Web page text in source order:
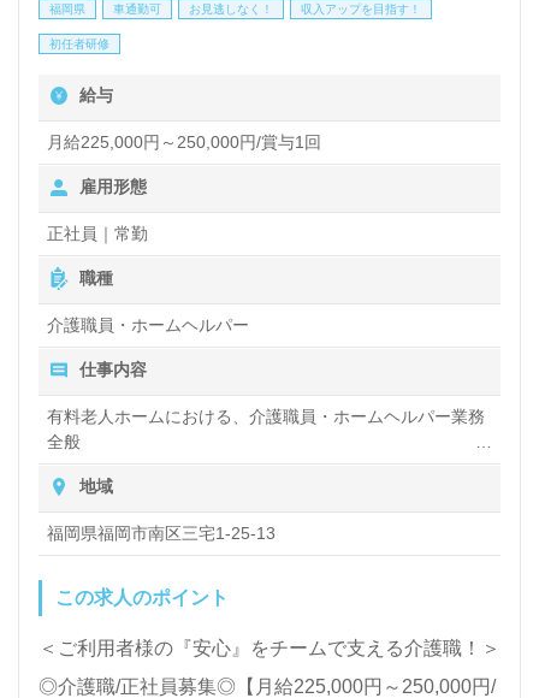
福岡県 車通勤可 お見逃しなく！ 収入アップを目指す！
初任者研修
給与
月給225,000円～250,000円/賞与1回
雇用形態
正社員｜常勤
職種
介護職員・ホームヘルパー
仕事内容
有料老人ホームにおける、介護職員・ホームヘルパー業務
全般
入浴や排せつ、食事などの身体的サポートや、買い物や掃
除、洗濯など日常生活のサポートなど
地域
福岡県福岡市南区三宅1-25-13
この求人のポイント
＜ご利用者様の『安心』をチームで支える介護職！＞
◎介護職/正社員募集◎【月給225,000円～250,000円/